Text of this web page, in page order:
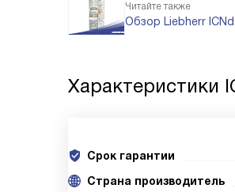
Читайте также
Обзор Liebherr
Характеристики
Срок гарантии
Cтрана производитель